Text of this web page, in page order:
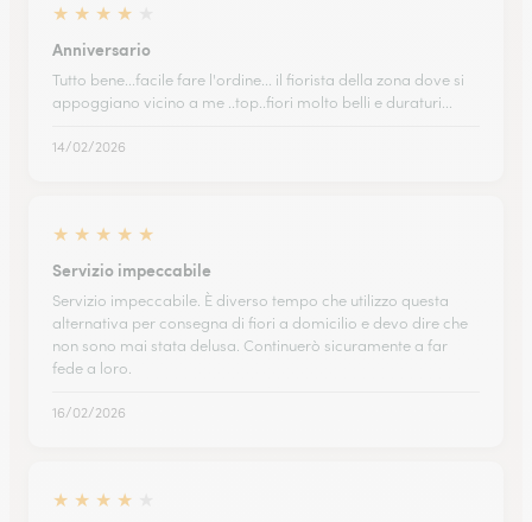
★ ★ ★ ★
Anniversario
Tutto bene...facile fare l'ordine... il fiorista della zona dove si
appoggiano vicino a me ..top..fiori molto belli e duraturi...
14/02/2026
★ ★ ★ ★ ★
Servizio impeccabile
Servizio impeccabile. È diverso tempo che utilizzo questa
alternativa per consegna di fiori a domicilio e devo dire che
non sono mai stata delusa. Continuerò sicuramente a far
fede a loro.
16/02/2026
★ ★ ★ ★